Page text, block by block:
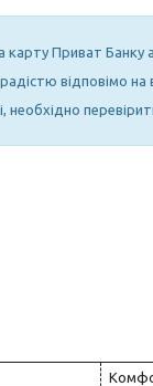
карту Приват Банку
відповімо на
перевірити